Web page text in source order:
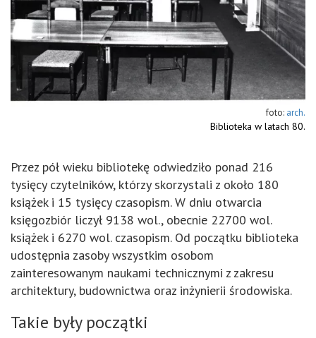
arch.
Biblioteka w latach 80.
Przez pół wieku bibliotekę odwiedziło ponad 216
tysięcy czytelników, którzy skorzystali z około 180
książek i 15 tysięcy czasopism. W dniu otwarcia
księgozbiór liczył 9138 wol., obecnie 22700 wol.
książek i 6270 wol. czasopism. Od początku biblioteka
udostępnia zasoby wszystkim osobom
zainteresowanym naukami technicznymi z zakresu
architektury, budownictwa oraz inżynierii środowiska.
Takie były początki